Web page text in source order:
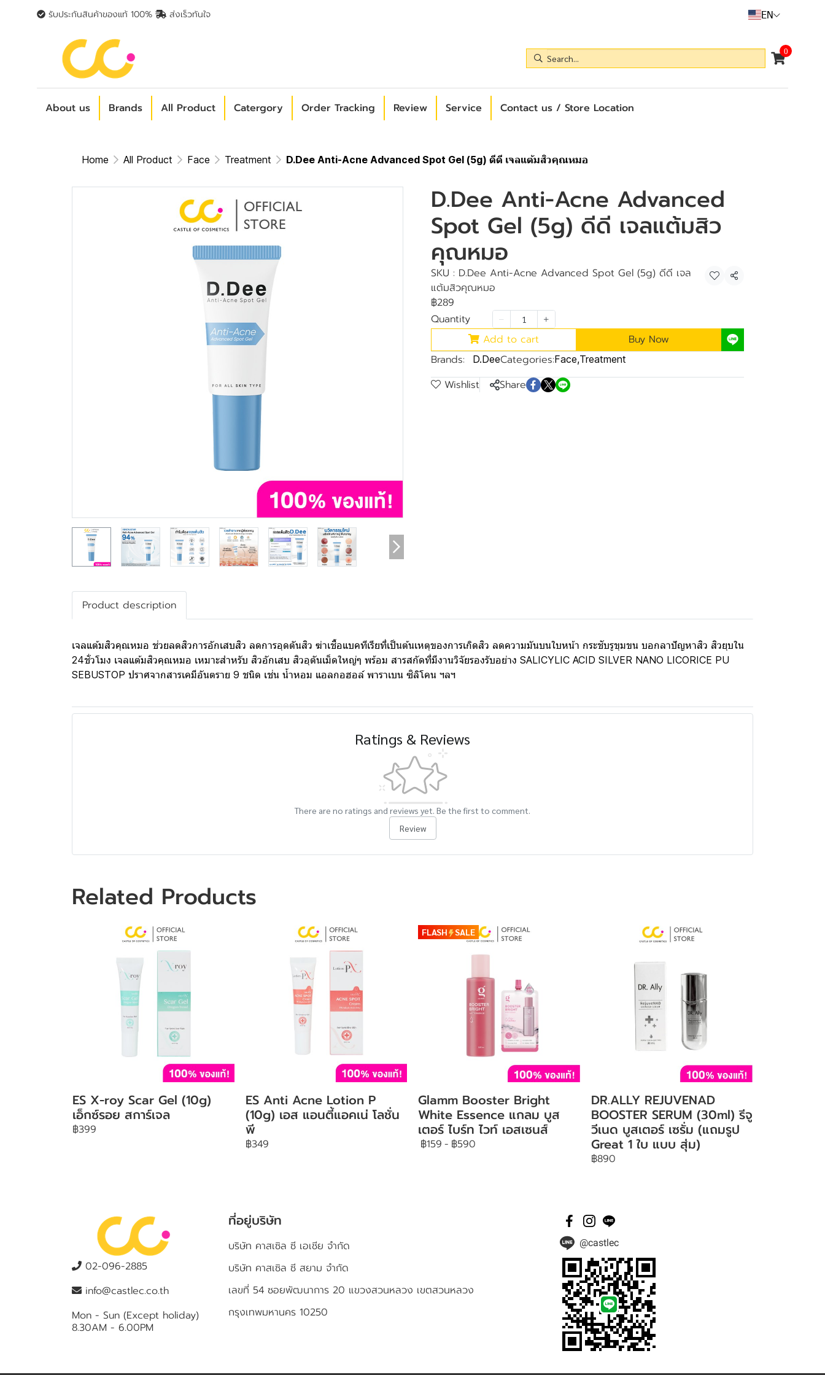
รับประกันสินค้าของแท้ 100% ส่งเร็วทันใจ EN
0
About us Brands All Product Catergory Order Tracking Review Service Contact us / Store Location
Home All Product Face Treatment D.Dee Anti-Acne Advanced Spot Gel (5g) ดีดี เจลแต้มสิวคุณหมอ
D.Dee Anti-Acne Advanced
Spot Gel (5g) ดีดี เจลแต้มสิว
คุณหมอ
SKU : D.Dee Anti-Acne Advanced Spot Gel (5g) ดีดี เจล
แต้มสิวคุณหมอ
Share
฿289
Quantity
Add to cart
Buy Now
Brands:
D.DeeCategories:Face,Treatment
Wishlist Share
Product description
เจลแต้มสิวคุณหมอ ช่วยลดสิวการอักเสบสิว ลดการอุดตันสิว ฆ่าเชื้อแบคทีเรียที่เป็นต้นเหตุของการเกิดสิว ลดความมันบนใบหน้า กระชับรูขุมขน บอกลาปัญหาสิว สิวยุบใน
24ชั่วโมง เจลแต้มสิวคุณหมอ เหมาะสำหรับ สิวอักเสบ สิวอุตันเม็ดใหญ่ๆ พร้อม สารสกัดที่มีงานวิจัยรองรับอย่าง SALICYLIC ACID SILVER NANO LICORICE PU
SEBUSTOP ปราศจากสารเคมีอันตราย 9 ชนิด เช่น น้ำหอม แอลกอฮอล์ พาราเบน ซิลิโคน ฯลฯ
Ratings & Reviews
There are no ratings and reviews yet. Be the first to comment.
Review
Related Products
ES X-roy Scar Gel (10g)
เอ็กซ์รอย สการ์เจล
฿399
ES Anti Acne Lotion P
(10g) เอส แอนตี้แอคเน่ โลชั่น
พี
฿349
FLASH SALE
Glamm Booster Bright
White Essence แกลม บูส
เตอร์ ไบร์ท ไวท์ เอสเซนส์
฿159 - ฿590
DR.ALLY REJUVENAD
BOOSTER SERUM (30ml) รีจู
วีเนด บูสเตอร์ เซรั่ม (แถมรูป
Great 1 ใบ แบบ สุ่ม)
฿890
02-096-2885
info@castlec.co.th
Mon - Sun (Except holiday)
8.30AM - 6.00PM
ที่อยู่บริษัท
บริษัท คาสเซิล ซี เอเชีย จำกัด
บริษัท คาสเซิล ซี สยาม จำกัด
เลขที่ 54 ซอยพัฒนาการ 20 แขวงสวนหลวง เขตสวนหลวง
กรุงเทพมหานคร 10250
@castlec